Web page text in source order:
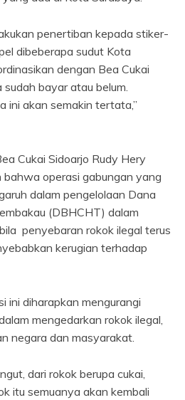
penertiban kepada stiker-
dibeberapa sudut Kota
dengan Bea Cukai
bayar atau belum.
ini akan semakin tertata,”
Cukai Sidoarjo Rudy Hery
operasi gabungan yang
dalam pengelolaan Dana
(DBHCHT) dalam
penyebaran rokok ilegal terus
kerugian terhadap
ini diharapkan mengurangi
mengedarkan rokok ilegal,
negara dan masyarakat.
dari rokok berupa cukai,
itu semuanya akan kembali